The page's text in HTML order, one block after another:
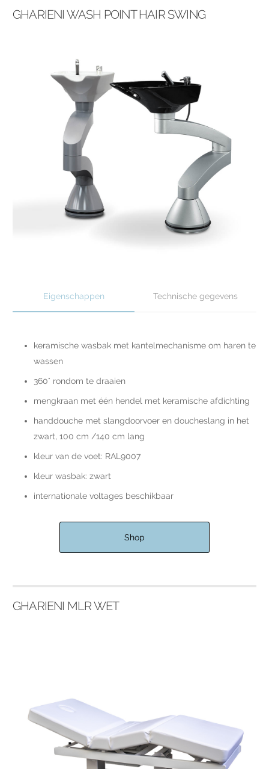
GHARIENI WASH POINT HAIR SWING
Eigenschappen Technische gegevens
keramische wasbak met kantelmechanisme om haren te
wassen
360° rondom te draaien
mengkraan met één hendel met keramische afdichting
handdouche met slangdoorvoer en doucheslang in het
zwart, 100 cm /140 cm lang
kleur van de voet: RAL9007
kleur wasbak: zwart
internationale voltages beschikbaar
Shop
GHARIENI MLR WET